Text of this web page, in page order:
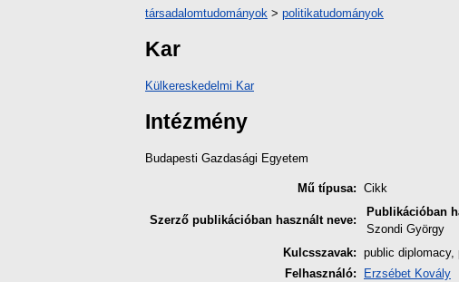
társadalomtudományok > politikatudományok
Kar
Külkereskedelmi Kar
Intézmény
Budapesti Gazdasági Egyetem
Mű típusa: Cikk
Szerző publikációban használt neve:
Publikációban
Szondi György
Kulcsszavak: public diplomacy,
Felhasználó:
Erzsébet Kovály